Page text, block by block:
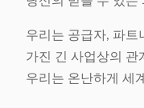
우리는 공급자, 파트
가진 긴 사업상의 관
우리는 온난하게 세